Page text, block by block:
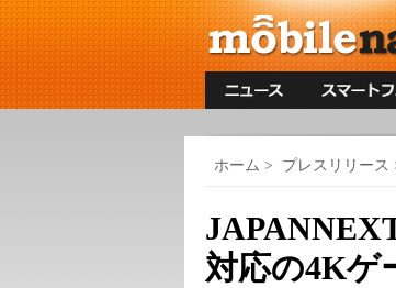
ホーム > プレスリリース
対応の4Kゲ